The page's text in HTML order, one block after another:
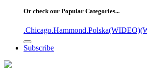
Or check our Popular Categories...
.Chicago.Hammond.Polska(WIDEO)
Subscribe